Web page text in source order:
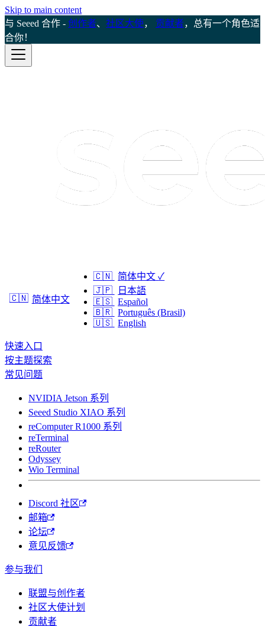
Skip to main content
与 Seeed 合作 - 创作者、 社区大使， 贡献者，总有一个角色适
合你！
🇨🇳 简体中文
🇨🇳 简体中文 ✓
🇯🇵
日本語
🇪🇸 Español
🇧🇷 Português (Brasil)
🇺🇸 English
快速入口
按主题探索
常见问题
NVIDIA Jetson 系列
Seeed Studio XIAO 系列
reComputer R1000 系列
reTerminal
reRouter
Odyssey
Wio Terminal
Discord 社区
邮箱
论坛
意见反馈
参与我们
联盟与创作者
社区大使计划
贡献者